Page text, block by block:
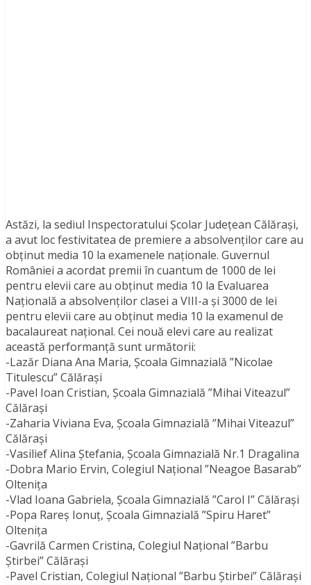
Astăzi, la sediul Inspectoratului Școlar Județean Călărași,
a avut loc festivitatea de premiere a absolvenților care au
obținut media 10 la examenele naționale. Guvernul
României a acordat premii în cuantum de 1000 de lei
pentru elevii care au obținut media 10 la Evaluarea
Națională a absolvenților clasei a VIII-a și 3000 de lei
pentru elevii care au obținut media 10 la examenul de
bacalaureat național. Cei nouă elevi care au realizat
această performanță sunt următorii:
-Lazăr Diana Ana Maria, Școala Gimnazială ”Nicolae
Titulescu” Călărași
-Pavel Ioan Cristian, Școala Gimnazială ”Mihai Viteazul”
Călărași
-Zaharia Viviana Eva, Școala Gimnazială ”Mihai Viteazul”
Călărași
-Vasilief Alina Ștefania, Școala Gimnazială Nr.1 Dragalina
-Dobra Mario Ervin, Colegiul Național ”Neagoe Basarab”
Oltenița
-Vlad Ioana Gabriela, Școala Gimnazială ”Carol I” Călărași
-Popa Rareș Ionuț, Școala Gimnazială ”Spiru Haret”
Oltenița
-Gavrilă Carmen Cristina, Colegiul Național ”Barbu
Știrbei” Călărași
-Pavel Cristian, Colegiul Național ”Barbu Știrbei” Călărași